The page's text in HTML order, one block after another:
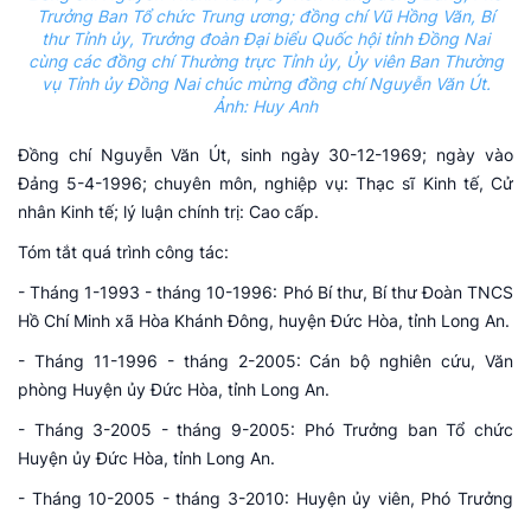
Trưởng Ban Tổ chức Trung ương; đồng chí Vũ Hồng Văn, Bí
thư Tỉnh ủy, Trưởng đoàn Đại biểu Quốc hội tỉnh Đồng Nai
cùng các đồng chí Thường trực Tỉnh ủy, Ủy viên Ban Thường
vụ Tỉnh ủy Đồng Nai chúc mừng đồng chí Nguyễn Văn Út.
Ảnh: Huy Anh
Đồng chí Nguyễn Văn Út, sinh ngày 30-12-1969; ngày vào
Đảng 5-4-1996; chuyên môn, nghiệp vụ: Thạc sĩ Kinh tế, Cử
nhân Kinh tế; lý luận chính trị: Cao cấp.
Tóm tắt quá trình công tác:
- Tháng 1-1993 - tháng 10-1996: Phó Bí thư, Bí thư Đoàn TNCS
Hồ Chí Minh xã Hòa Khánh Đông, huyện Đức Hòa, tỉnh Long An.
- Tháng 11-1996 - tháng 2-2005: Cán bộ nghiên cứu, Văn
phòng Huyện ủy Đức Hòa, tỉnh Long An.
- Tháng 3-2005 - tháng 9-2005: Phó Trưởng ban Tổ chức
Huyện ủy Đức Hòa, tỉnh Long An.
- Tháng 10-2005 - tháng 3-2010: Huyện ủy viên, Phó Trưởng